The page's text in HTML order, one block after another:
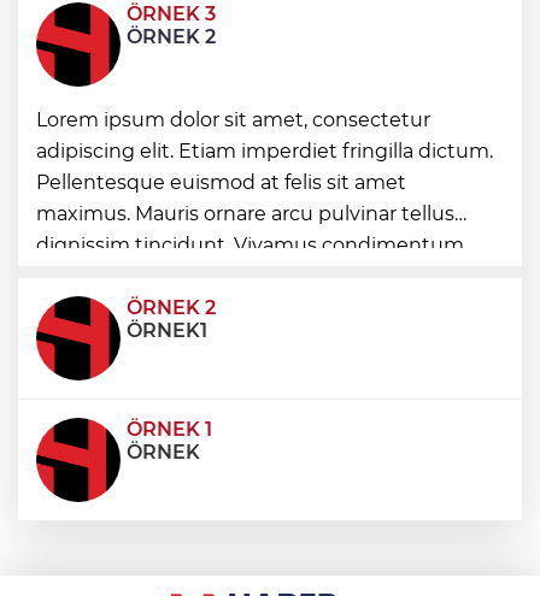
Türkiye ile Vietnam arasında 'hava'da
yeni dönem... Sefer kapasitesi artırıldı
Görevden uzaklaştırılan Utku Caner
Çaykara hakkında tahliye kararı
Fındık alım fiyatları açıklandı... Alımlar 24
Ağustos'ta başlıyor
ÖRNEK 3
ÖRNEK 2
Lorem ipsum dolor sit amet, consectetur
adipiscing elit. Etiam imperdiet fringilla dictum.
Pellentesque euismod at felis sit amet
maximus. Mauris ornare arcu pulvinar tellus
dignissim tincidunt. Vivamus condimentum
condimentum eros et, faucibus sapien. Praese
ÖRNEK 2
ÖRNEK1
ÖRNEK 1
ÖRNEK